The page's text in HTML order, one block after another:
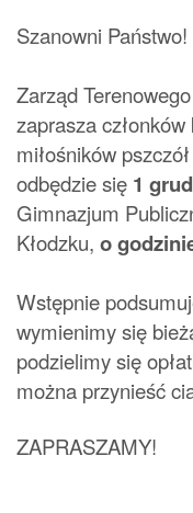
Szanowni Państwo!
Zarząd
zaprasza
miłośników
odbędzie się 1
Gimnazjum
Kłodzku, o
Wstępnie
wymienimy się
podzielimy się
można przynieść
ZAPRASZAMY!